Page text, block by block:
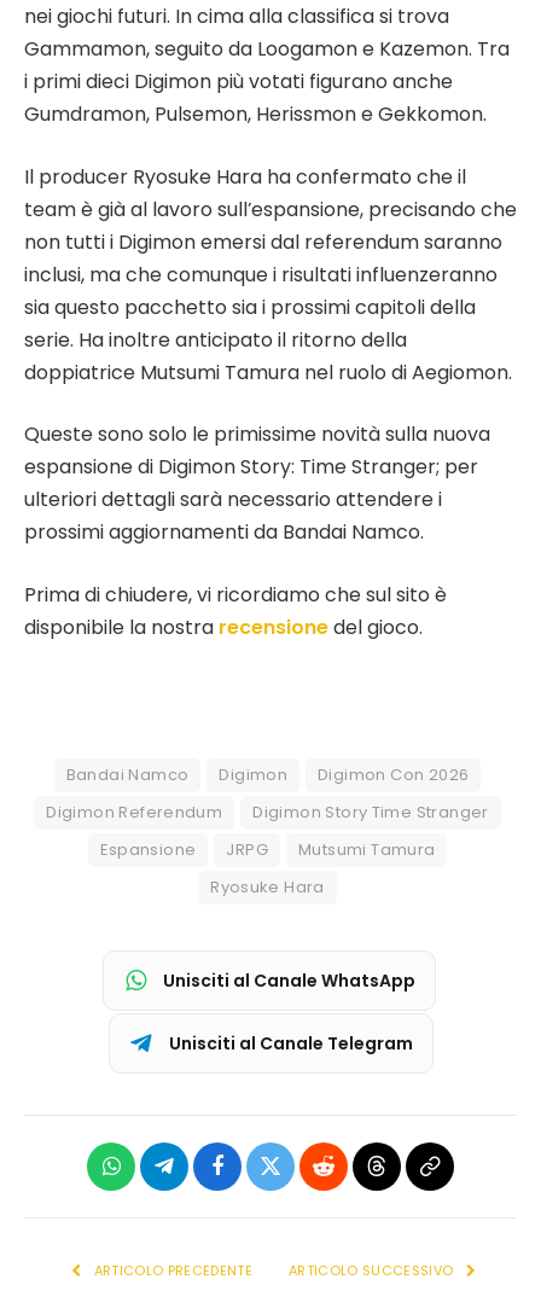
nei giochi futuri. In cima alla classifica si trova
Gammamon, seguito da Loogamon e Kazemon. Tra
i primi dieci Digimon più votati figurano anche
Gumdramon, Pulsemon, Herissmon e Gekkomon.
Il producer Ryosuke Hara ha confermato che il
team è già al lavoro sull’espansione, precisando che
non tutti i Digimon emersi dal referendum saranno
inclusi, ma che comunque i risultati influenzeranno
sia questo pacchetto sia i prossimi capitoli della
serie. Ha inoltre anticipato il ritorno della
doppiatrice Mutsumi Tamura nel ruolo di Aegiomon.
Queste sono solo le primissime novità sulla nuova
espansione di Digimon Story: Time Stranger; per
ulteriori dettagli sarà necessario attendere i
prossimi aggiornamenti da Bandai Namco.
Prima di chiudere, vi ricordiamo che sul sito è
disponibile la nostra recensionedel gioco.
Bandai Namco Digimon
Digimon Con 2026
Digimon Referendum
Digimon Story Time Stranger
Espansione
JRPG
Mutsumi Tamura
Ryosuke Hara
Unisciti al Canale WhatsApp
Unisciti al Canale Telegram
WhatsAppTelegramFacebook
X
RedditThreadsCopia
ARTICOLO PRECEDENTE ARTICOLO SUCCESSIVO